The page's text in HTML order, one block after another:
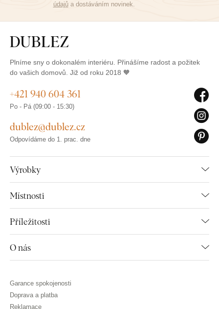
údajůa dostáváním novinek.
Plníme sny o dokonalém interiéru. Přinášíme radost a požitek
do vašich domovů. Již od roku 2018 🧡
Výrobky
Místnosti
Příležitosti
O nás
+421 940 604 361
Po - Pá (09:00 - 15:30)
dublez@dublez.cz
Odpovídáme do 1. prac. dne
Garance spokojenosti
Doprava a platba
Reklamace